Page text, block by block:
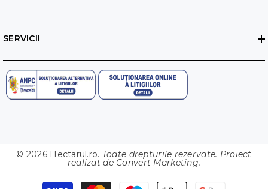
SERVICII
© 2026 Hectarul.ro. Toate drepturile rezervate. Proiect
realizat de Convert Marketing.
Metode